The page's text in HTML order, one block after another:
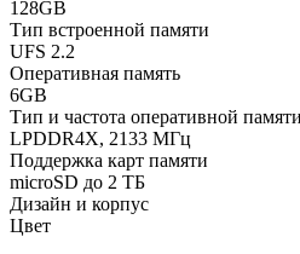
128GB
Тип встроенной памяти
UFS 2.2
Оперативная память
6GB
Тип и частота оперативной памяти
LPDDR4X, 2133 МГц
Поддержка карт памяти
microSD до 2 ТБ
Дизайн и корпус
Цвет